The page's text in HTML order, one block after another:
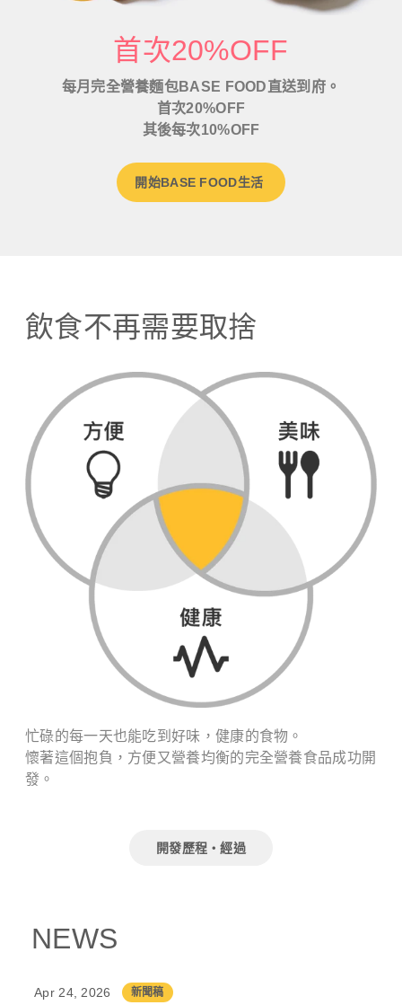
首次20%OFF
每月完全營養麵包BASE FOOD直送到府。
首次20%OFF
其後每次10%OFF
開始BASE FOOD生活
飲食不再需要取捨
忙碌的每一天也能吃到好味，健康的食物。
懷著這個抱負，方便又營養均衡的完全營養食品成功開
發。
開發歷程・經過
NEWS
Apr 24, 2026 新聞稿